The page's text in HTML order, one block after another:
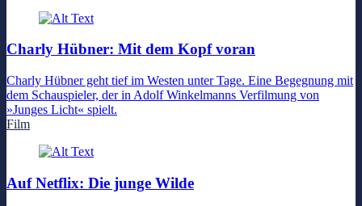
Charly Hübner: Mit dem Kopf voran
Charly Hübner geht tief im Westen unter Tage. Eine Begegnung mit
dem Schauspieler, der in Adolf Winkelmanns Verfilmung von
»Junges Licht« spielt.
Film
Auf Netflix: Die junge Wilde